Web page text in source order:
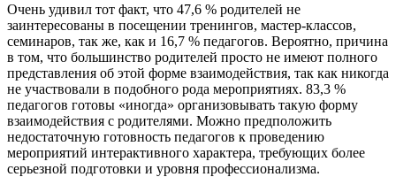
Очень удивил тот факт, что 47,6 % родителей не
заинтересованы в посещении тренингов, мастер-классов,
семинаров, так же, как и 16,7 % педагогов. Вероятно, причина
в том, что большинство родителей просто не имеют полного
представления об этой форме взаимодействия, так как никогда
не участвовали в подобного рода мероприятиях. 83,3 %
педагогов готовы «иногда» организовывать такую форму
взаимодействия с родителями. Можно предположить
недостаточную готовность педагогов к проведению
мероприятий интерактивного характера, требующих более
серьезной подготовки и уровня профессионализма.